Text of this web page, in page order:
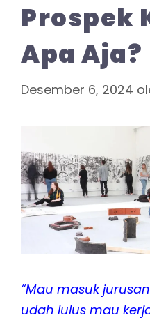
Prospek
Apa Aja?
Desember 6, 2024
“Mau masuk
udah lulus mau